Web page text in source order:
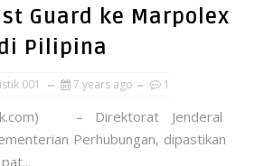
Guard ke Marpolex
Pilipina
001 7 years ago 1
– Direktorat Jenderal
Perhubungan, dipastikan